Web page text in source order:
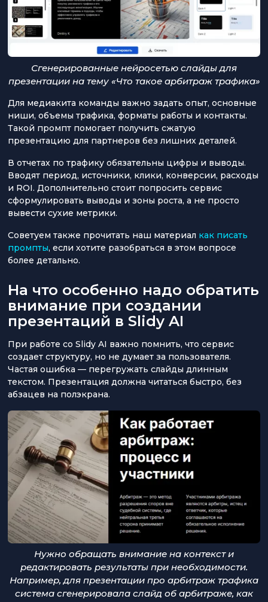
Сгенерированные нейросетью слайды для
презентации на тему «Что такое арбитраж трафика»
Для медиакита команды важно задать опыт, основные
ниши, объемы трафика, форматы работы и контакты.
Такой промпт помогает получить сжатую
презентацию для партнеров без лишних деталей.
В отчетах по трафику обязательны цифры и выводы.
Вводят период, источники, клики, конверсии, расходы
и ROI. Дополнительно стоит попросить сервис
сформулировать выводы и зоны роста, а не просто
вывести сухие метрики.
Советуем также прочитать наш материал как писать
промпты, если хотите разобраться в этом вопросе
более детально.
На что особенно надо обратить
внимание при создании
презентаций в Slidy AI
При работе со Slidy AI важно помнить, что сервис
создает структуру, но не думает за пользователя.
Частая ошибка — перегружать слайды длинным
текстом. Презентация должна читаться быстро, без
абзацев на полэкрана.
Нужно обращать внимание на контекст и
редактировать результаты при необходимости.
Например, для презентации про арбитраж трафика
система сгенерировала слайд об арбитраже, как